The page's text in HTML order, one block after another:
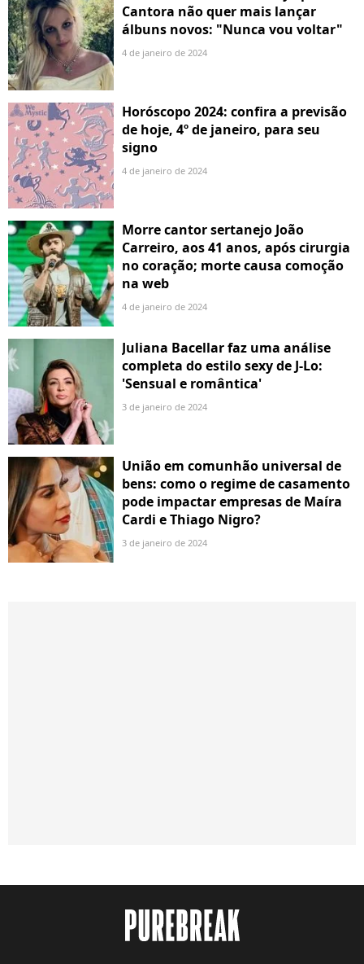
Cantora não quer mais lançar
álbuns novos: "Nunca vou voltar"
4 de janeiro de 2024
Horóscopo 2024: confira a previsão
de hoje, 4º de janeiro, para seu
signo
4 de janeiro de 2024
Morre cantor sertanejo João
Carreiro, aos 41 anos, após cirurgia
no coração; morte causa comoção
na web
4 de janeiro de 2024
Juliana Bacellar faz uma análise
completa do estilo sexy de J-Lo:
'Sensual e romântica'
3 de janeiro de 2024
União em comunhão universal de
bens: como o regime de casamento
pode impactar empresas de Maíra
Cardi e Thiago Nigro?
3 de janeiro de 2024